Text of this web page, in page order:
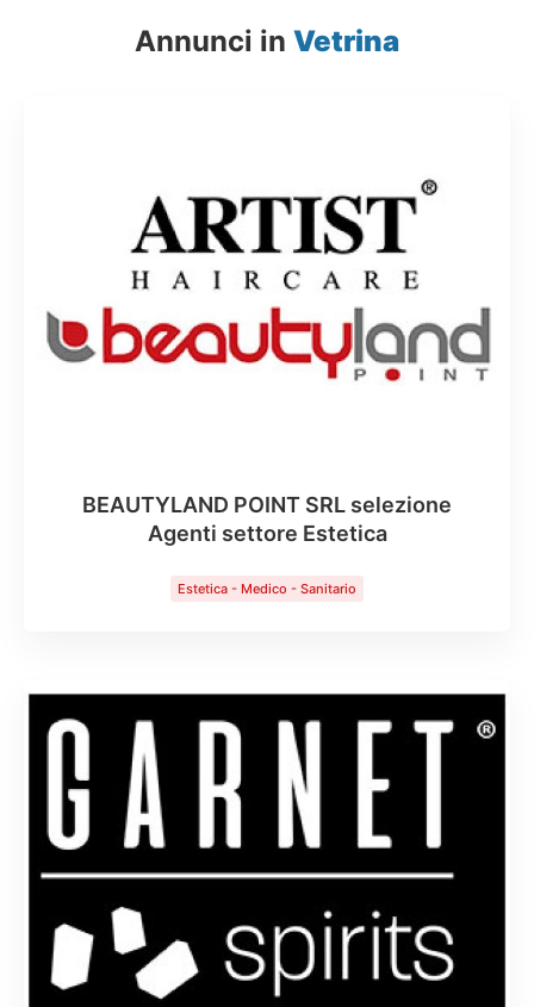
Cerca
Annunci in Vetrina
BEAUTYLAND POINT SRL selezione
Agenti settore Estetica
Estetica - Medico - Sanitario